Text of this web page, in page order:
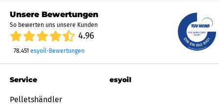
Unsere Bewertungen
So bewerten uns unsere Kunden
4.96
78.451 esyoil-Bewertungen
Service
Pelletshändler
esyoil